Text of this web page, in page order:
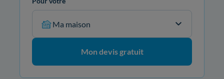
Ma maison
Mon devis gratuit